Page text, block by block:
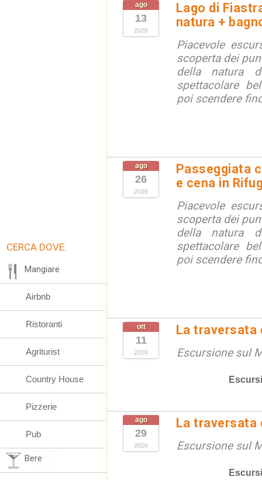
ago
13
2026
Lago di
natura +
Piacevole
scoperta dei
della natura
spettacolare
poi scendere
ago
26
2026
Passeggiata
e cena in
Piacevole
scoperta dei
della natura
spettacolare
poi scendere
ott
11
2026
La traversata
Escursione sul
ago
29
2026
La traversata
Escursione sul
CERCA DOVE:
Mangiare
Airbnb
Ristoranti
Agriturist
Country House
Pizzerie
Pub
Bere